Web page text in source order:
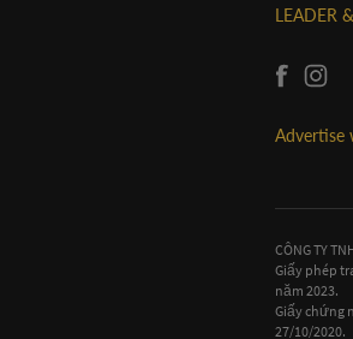
LEADER
Advertise
CÔNG TY
Giấy phép
năm 2023.
Giấy chứng
27/10/2020.